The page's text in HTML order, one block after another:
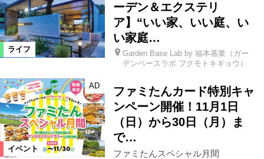
ライフ
ーデン＆エクステリ
ア】“いい家、いい庭、い
い家庭…
Garden Base Lab by 福本基業（ガー
デンベースラボ フクモトキギョウ）
イベント
AD
ファミたんカード特別キャ
ンペーン開催！11月1日
（日）から30日（月）ま
で…
ファミたんスペシャル月間